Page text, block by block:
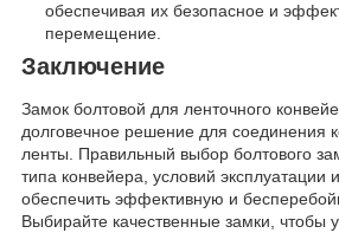
обеспечивая их безопасное и
перемещение.
Заключение
Замок болтовой для ленточного
долговечное решение для соединения
ленты. Правильный выбор болтового
типа конвейера, условий эксплуатации
обеспечить эффективную и
Выбирайте качественные замки, чтобы